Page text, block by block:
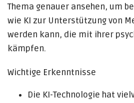
Thema genauer ansehen, um
wie KI zur Unterstützung von
werden kann, die mit ihrer
kämpfen.
Wichtige Erkenntnisse
Die KI-Technologie hat